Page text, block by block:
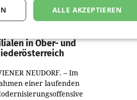
in Ober- und
NEUDORF. – Im
einer laufenden
ALLE AKZEPTIEREN